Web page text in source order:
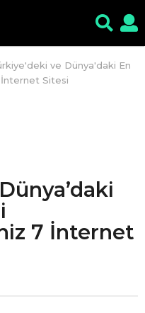
ve Dünya'daki En
Sitesi
7 İnternet